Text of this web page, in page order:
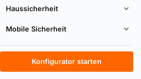
Haussicherheit
Mobile Sicherheit
Konfigurator starten